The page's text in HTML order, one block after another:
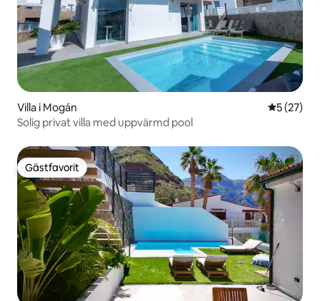
Villa i Mogán 5 av 5 i
5 (27)
Solig privat villa med uppvärmd pool
Gästfavorit
Gästfavorit